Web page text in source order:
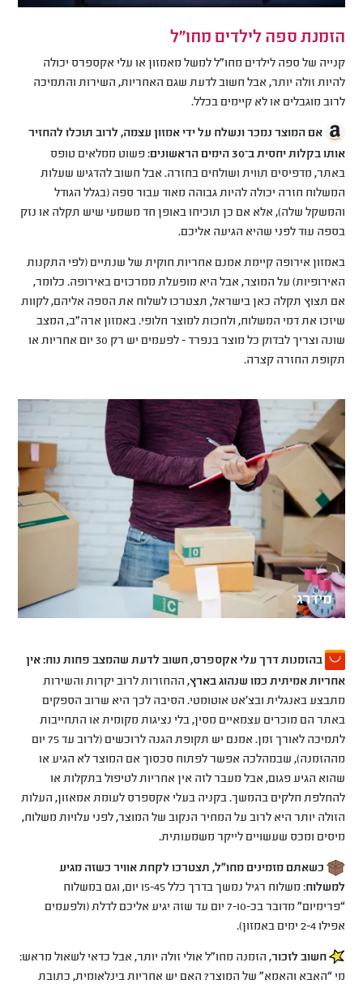
הזמנת ספה לילדים מחו"ל
קנייה של ספה לילדים מחו"ל למשל מאמזון או עלי אקספרס יכולה
להיות זולה יותר, אבל חשוב לדעת שגם האחריות, השירות והתמיכה
לרוב מוגבלים או לא קיימים בכלל.
אם המוצר נמכר ונשלח על ידי אמזון עצמה, לרוב תוכלו להחזיר
אותו בקלות יחסית ב־30 הימים הראשונים
: פשוט ממלאים טופס
באתר, מדפיסים תווית ושולחים בחזרה. אבל חשוב להדגיש שעלות
המשלוח חזרה יכולה להיות גבוהה מאוד עבור ספה (בגלל הגודל
והמשקל שלה), אלא אם כן תוכיחו באופן חד משמעי שיש תקלה או נזק
בספה עוד לפני שהיא הגיעה אליכם.
באמזון אירופה קיימת אמנם אחריות חוקית של שנתיים (לפי התקנות
האירופיות) על המוצר, אבל היא מופעלת ממרכזים באירופה. כלומר,
אם תצוץ תקלה כאן בישראל, תצטרכו לשלוח את הספה אליהם, לקוות
שיזכו את דמי המשלוח, ולחכות למוצר חלופי. באמזון ארה"ב, המצב
שונה וצריך לבדוק כל מוצר בנפרד - לפעמים יש רק 30 יום אחריות או
תקופת החזרה קצרה.
בהזמנות דרך עלי אקספרס, חשוב לדעת שהמצב פחות נוח: אין
אחריות אמיתית כמו שנהוג בארץ, ההחזרות לרוב יקרות והשירות
מתבצע באנגלית ובצ'אט אוטומטי. הסיבה לכך היא שרוב הספקים
באתר הם מוכרים עצמאיים מסין, בלי נציגות מקומית או התחייבות
לתמיכה לאורך זמן. אמנם יש תקופת הגנה לרוכשים (לרוב עד 75 יום
מההזמנה), שבמהלכה אפשר לפתוח סכסוך אם המוצר לא הגיע או
שהוא הגיע פגום, אבל מעבר לזה אין אחריות לטיפול בתקלות או
להחלפת חלקים בהמשך. בקניה בעלי אקספרס לעומת אמאזון, העלות
הזולה יותר היא לרוב על המחיר הנקוב של המוצר, לפני עלויות משלוח,
מיסים ומכס שעשויים לייקר משמעותית.
כשאתם מזמינים מחו"ל, תצטרכו לקחת אוויר כשזה מגיע
למשלוח
: משלוח רגיל נמשך בדרך כלל 15-45 יום, וגם במשלוח
“פרימיום” מדובר בכ-7-10 יום עד שזה יגיע אליכם לדלת (ולפעמים
אפילו 2-4 ימים באמזון).
חשוב לזכור, הזמנה מחו״ל אולי זולה יותר, אבל כדאי לשאול מראש:
מי “האבא והאמא” של המוצר? האם יש אחריות בינלאומית, כתובת